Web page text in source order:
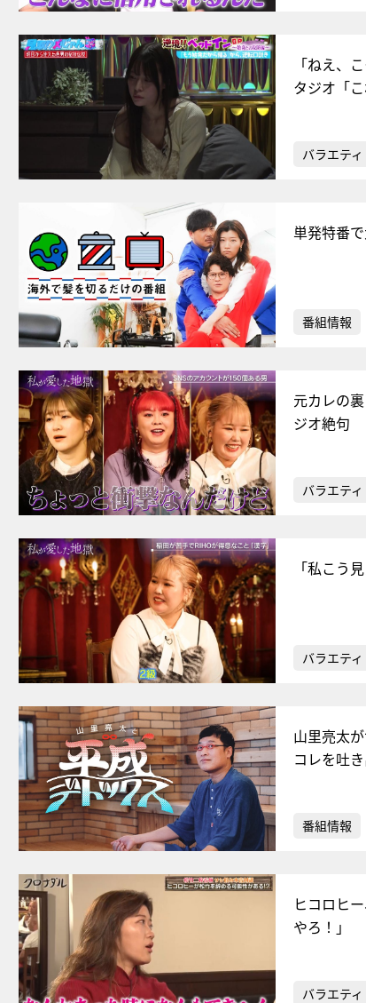
「ねえ、
タジオ「こ
バラエティ
単発特番
番組情報
元カレの
ジオ絶句
バラエティ
「私こう
バラエティ
山里亮太
コレを吐
番組情報
ヒコロヒ
やろ！」
バラエティ